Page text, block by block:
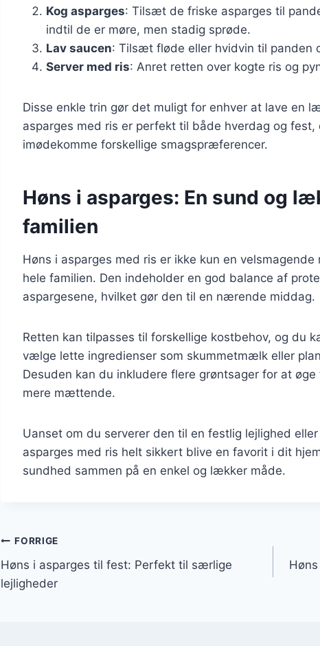
Kog asparges: Tilsæt de friske asparges til
indtil de er møre, men stadig sprøde.
Lav saucen: Tilsæt fløde eller hvidvin til panden
Server med ris: Anret retten over kogte ris og
Disse enkle trin gør det muligt for enhver at lave en
asparges med ris er perfekt til både hverdag og
imødekomme forskellige smagspræferencer.
Høns i asparges: En sund og
familien
Høns i asparges med ris er ikke kun en
hele familien. Den indeholder en god balance af
aspargesene, hvilket gør den til en nærende middag.
Retten kan tilpasses til forskellige kostbehov, og du
vælge lette ingredienser som skummetmælk eller
Desuden kan du inkludere flere grøntsager for at
mere mættende.
Uanset om du serverer den til en festlig lejlighed
asparges med ris helt sikkert blive en favorit i dit
sundhed sammen på en enkel og lækker måde.
Indlægsnavigation
FORRIGE
Høns i asparges til fest: Perfekt til særlige
lejligheder